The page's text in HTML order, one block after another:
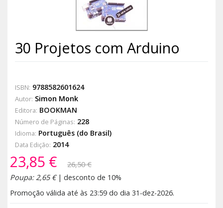
30 Projetos com Arduino
ISBN: 9788582601624
Autor: Simon Monk
Editora: BOOKMAN
Número de Páginas: 228
Idioma: Português (do Brasil)
Data Edição: 2014
23,85 €
26,50 €
Poupa: 2,65 €| desconto de 10%
Promoção válida até às 23:59 do dia 31-dez-2026.